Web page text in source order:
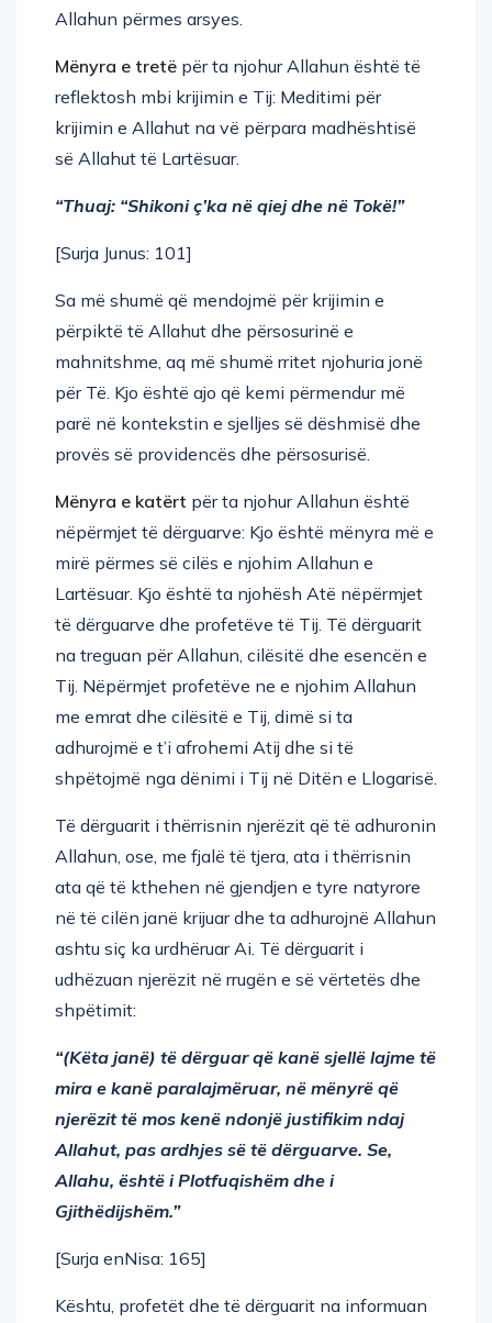
Allahun përmes arsyes.
Mënyra e tretë për ta njohur Allahun është të
reflektosh mbi krijimin e Tij: Meditimi për
krijimin e Allahut na vë përpara madhështisë
së Allahut të Lartësuar.
“Thuaj: “Shikoni ç’ka në qiej dhe në Tokë!”
[Surja Junus: 101]
Sa më shumë që mendojmë për krijimin e
përpiktë të Allahut dhe përsosurinë e
mahnitshme, aq më shumë rritet njohuria jonë
për Të. Kjo është ajo që kemi përmendur më
parë në kontekstin e sjelljes së dëshmisë dhe
provës së providencës dhe përsosurisë.
Mënyra e katërt për ta njohur Allahun është
nëpërmjet të dërguarve: Kjo është mënyra më e
mirë përmes së cilës e njohim Allahun e
Lartësuar. Kjo është ta njohësh Atë nëpërmjet
të dërguarve dhe profetëve të Tij. Të dërguarit
na treguan për Allahun, cilësitë dhe esencën e
Tij. Nëpërmjet profetëve ne e njohim Allahun
me emrat dhe cilësitë e Tij, dimë si ta
adhurojmë e t’i afrohemi Atij dhe si të
shpëtojmë nga dënimi i Tij në Ditën e Llogarisë.
Të dërguarit i thërrisnin njerëzit që të adhuronin
Allahun, ose, me fjalë të tjera, ata i thërrisnin
ata që të kthehen në gjendjen e tyre natyrore
në të cilën janë krijuar dhe ta adhurojnë Allahun
ashtu siç ka urdhëruar Ai. Të dërguarit i
udhëzuan njerëzit në rrugën e së vërtetës dhe
shpëtimit:
“(Këta janë) të dërguar që kanë sjellë lajme të
mira e kanë paralajmëruar, në mënyrë që
njerëzit të mos kenë ndonjë justifikim ndaj
Allahut, pas ardhjes së të dërguarve. Se,
Allahu, është i Plotfuqishëm dhe i
Gjithëdijshëm.”
[Surja enNisa: 165]
Kështu, profetët dhe të dërguarit na informuan